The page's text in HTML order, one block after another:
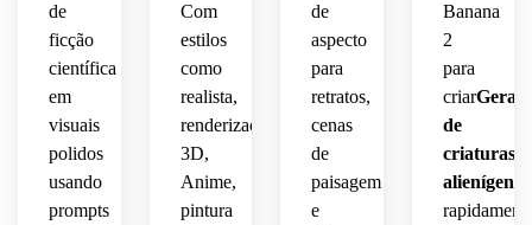
fundo
espacial
de
nebulosa
à
polida
construção
mundial
ficção
atmosfera
de
paleta
azul e
energia
violeta
e
reflexos
nítidos,
de
ficção
científica
em
visuais
polidos
usando
prompts
Com
estilos
como
realista,
renderização
3D,
Anime,
pintura
de
aspecto
para
retratos,
cenas
de
paisagem
e
Banana
2
para
criar
de
criaturas
alienígenas